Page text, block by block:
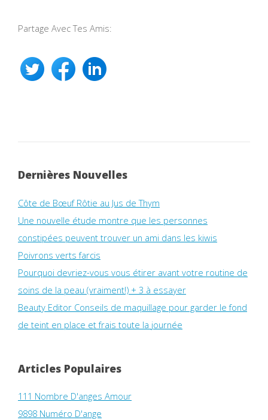
Partage Avec Tes Amis:
Dernières Nouvelles
Côte de Bœuf Rôtie au Jus de Thym
Une nouvelle étude montre que les personnes
constipées peuvent trouver un ami dans les kiwis
Poivrons verts farcis
Pourquoi devriez-vous vous étirer avant votre routine de
soins de la peau (vraiment!) + 3 à essayer
Beauty Editor Conseils de maquillage pour garder le fond
de teint en place et frais toute la journée
Articles Populaires
111 Nombre D'anges Amour
9898 Numéro D'ange